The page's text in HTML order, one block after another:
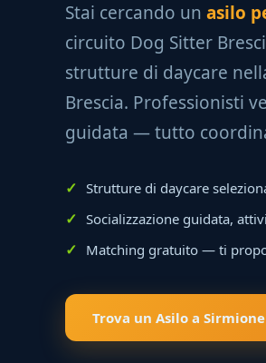
Stai cercando un asilo
circuito Dog Sitter
strutture di daycare
Brescia. Professionisti
guidata — tutto
Strutture di daycare
Socializzazione guidata,
Matching gratuito — ti
Trova un Asilo a